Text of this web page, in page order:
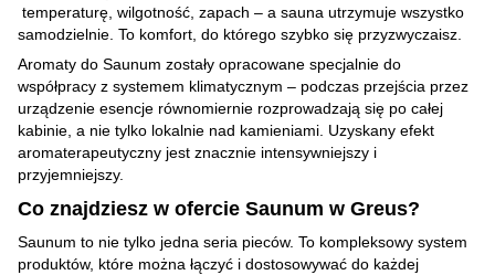
temperaturę, wilgotność, zapach – a sauna utrzymuje wszystko
samodzielnie. To komfort, do którego szybko się przyzwyczaisz.
Aromaty do Saunum zostały opracowane specjalnie do
współpracy z systemem klimatycznym – podczas przejścia przez
urządzenie esencje równomiernie rozprowadzają się po całej
kabinie, a nie tylko lokalnie nad kamieniami. Uzyskany efekt
aromaterapeutyczny jest znacznie intensywniejszy i
przyjemniejszy.
Co znajdziesz w ofercie Saunum w Greus?
Saunum to nie tylko jedna seria pieców. To kompleksowy system
produktów, które można łączyć i dostosowywać do każdej